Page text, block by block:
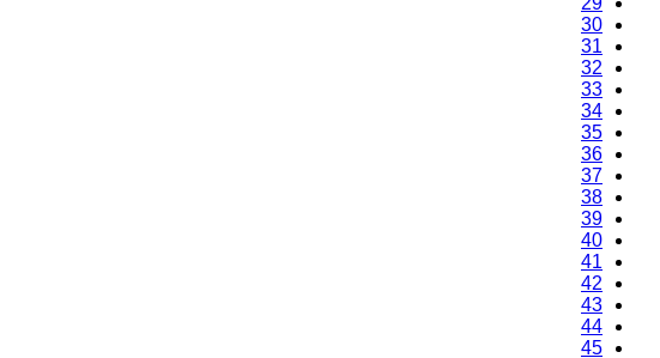
30
31
32
33
34
35
36
37
38
39
40
41
42
43
44
45